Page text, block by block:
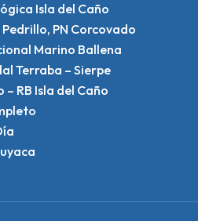
Isla del Caño
PN Corcovado
Marino Ballena
Terraba – Sierpe
RB Isla del Caño